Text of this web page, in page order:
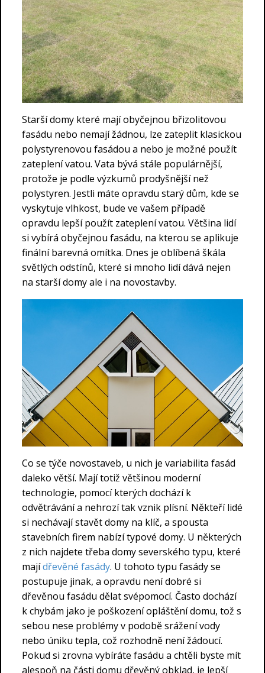
Starší domy které mají obyčejnou břizolitovou
fasádu nebo nemají žádnou, lze zateplit klasickou
polystyrenovou fasádou a nebo je možné použít
zateplení vatou. Vata bývá stále populárnější,
protože je podle výzkumů prodyšnější než
polystyren. Jestli máte opravdu starý dům, kde se
vyskytuje vlhkost, bude ve vašem případě
opravdu lepší použít zateplení vatou. Většina lidí
si vybírá obyčejnou fasádu, na kterou se aplikuje
finální barevná omítka. Dnes je oblíbená škála
světlých odstínů, které si mnoho lidí dává nejen
na starší domy ale i na novostavby.
Co se týče novostaveb, u nich je variabilita fasád
daleko větší. Mají totiž většinou moderní
technologie, pomocí kterých dochází k
odvětrávání a nehrozí tak vznik plísní. Někteří lidé
si nechávají stavět domy na klíč, a spousta
stavebních firem nabízí typové domy. U některých
z nich najdete třeba domy severského typu, které
majídřevěné fasády. U tohoto typu fasády se
postupuje jinak, a opravdu není dobré si
dřevěnou fasádu dělat svépomocí. Často dochází
k chybám jako je poškození opláštění domu, tož s
sebou nese problémy v podobě srážení vody
nebo úniku tepla, což rozhodně není žádoucí.
Pokud si zrovna vybíráte fasádu a chtěli byste mít
alespoň na části domu dřevěný obklad, je lepší